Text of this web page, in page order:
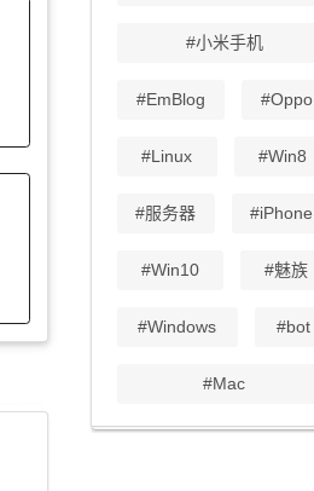
#小米手机
#EmBlog #Oppo
#Linux #Win8
#服务器 #iPhone
#Win10 #魅族
#Windows #bot
#Mac